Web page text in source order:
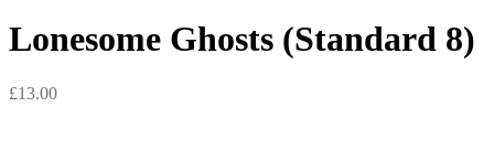
Lonesome Ghosts (Standard 8)
£13.00